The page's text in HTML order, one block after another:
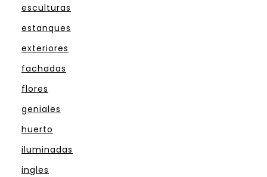
esculturas
estanques
exteriores
fachadas
flores
geniales
huerto
iluminadas
ingles